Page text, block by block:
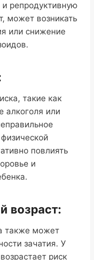
репродуктивную
может возникать
или снижение
такие как
алкоголя или
повлиять
и
возраст:
также может
зачатия. У
риск